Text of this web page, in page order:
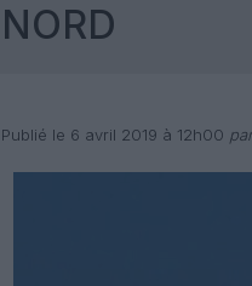
NORD
Publié le 6 avril 2019 à 12h00